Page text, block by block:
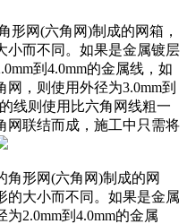
形网(六角网)制成的网箱，
小而不同。如果是金属镀层
到4.0mm的金属线，如
，则使用外径为3.0mm到
线则使用比六角网线粗一
网联结而成，施工中只需将
角形网(六角网)制成的网
的大小而不同。如果是金属
2.0mm到4.0mm的金属